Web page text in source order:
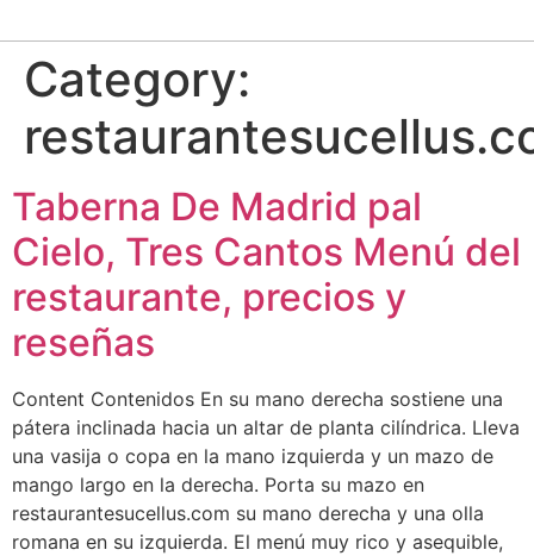
Category:
Taberna De Madrid pal
Cielo, Tres Cantos Menú del
restaurante, precios y
reseñas
Content Contenidos En su mano derecha sostiene una
pátera inclinada hacia un altar de planta cilíndrica. Lleva
una vasija o copa en la mano izquierda y un mazo de
mango largo en la derecha. Porta su mazo en
restaurantesucellus.com su mano derecha y una olla
romana en su izquierda. El menú muy rico y asequible,